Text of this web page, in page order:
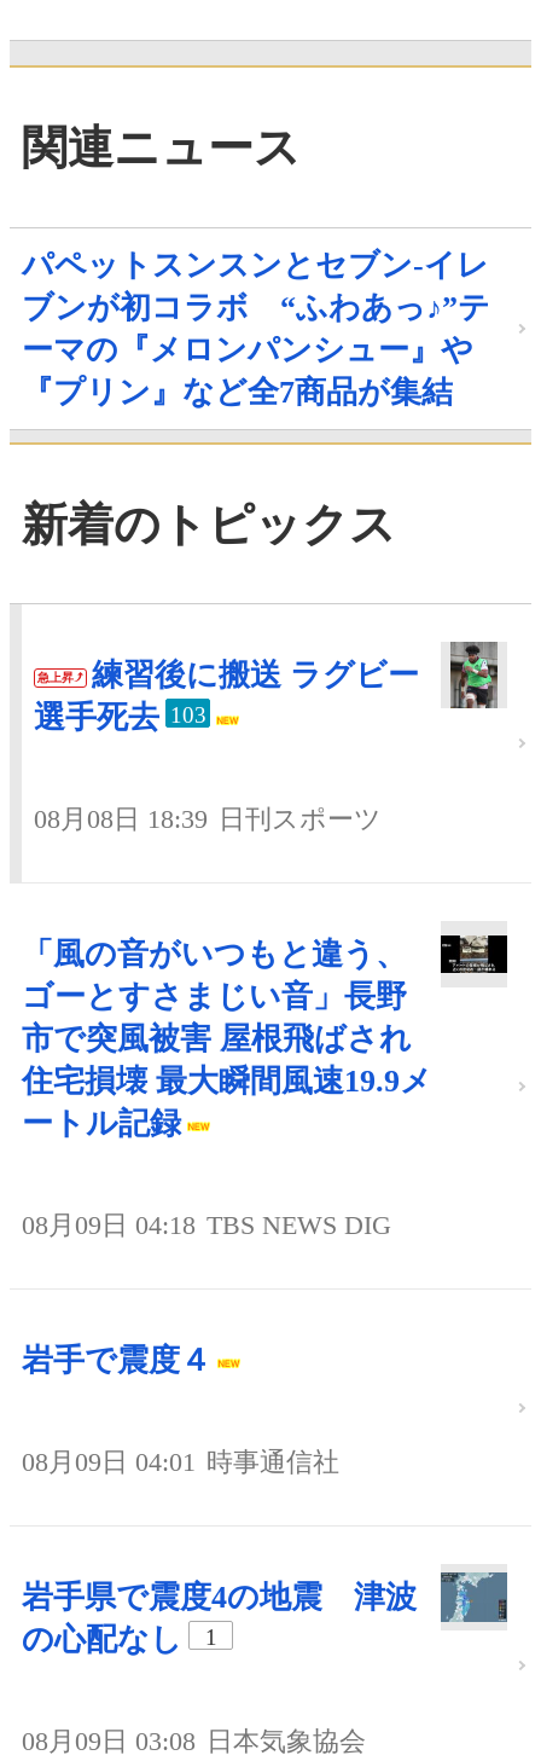
関連ニュース
パペットスンスンとセブン‐イレ
ブンが初コラボ “ふわあっ♪”テ
ーマの『メロンパンシュー』や
『プリン』など全7商品が集結
新着のトピックス
急上昇
練習後に搬送 ラグビー
選手死去 103
08月08日 18:39 日刊スポーツ
「風の音がいつもと違う、
ゴーとすさまじい音」長野
市で突風被害 屋根飛ばされ
住宅損壊 最大瞬間風速19.9メ
ートル記録
08月09日 04:18 TBS NEWS DIG
岩手で震度４
08月09日 04:01 時事通信社
岩手県で震度4の地震 津波
の心配なし
1
08月09日 03:08 日本気象協会